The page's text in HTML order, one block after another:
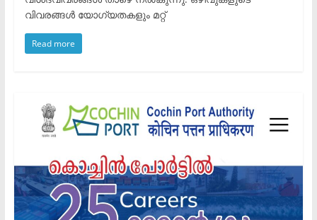
വിവരങ്ങൾ ​യോഗ്യതകളും മറ്റ്
Read more